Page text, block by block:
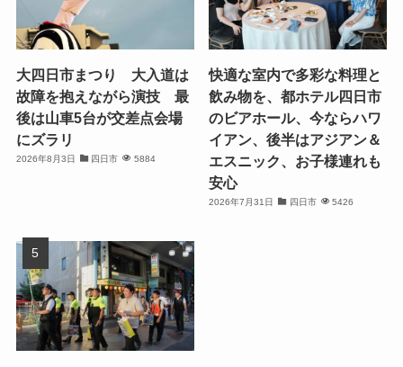
大四日市まつり 大入道は
故障を抱えながら演技 最
後は山車5台が交差点会場
にズラリ
2026年8月3日 四日市 5884
快適な室内で多彩な料理と
飲み物を、都ホテル四日市
のビアホール、今ならハワ
イアン、後半はアジアン＆
エスニック、お子様連れも
安心
2026年7月31日 四日市 5426